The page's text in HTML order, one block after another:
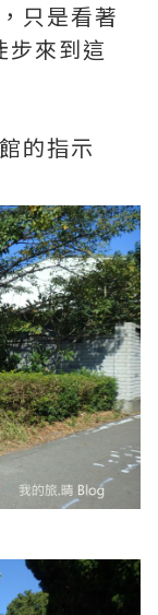
只是看著
來到這
的指示